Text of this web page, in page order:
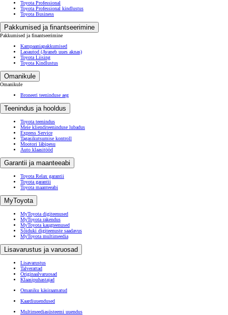
Toyota Professional
Toyota Professional kindlustus
Toyota Business
Pakkumised ja finantseerimine
Pakkumised ja finantseerimine
Kampaaniapakkumised
Laoautod (Avaneb uues aknas)
Toyota Liising
Toyota Kindlustus
Omanikule
Omanikule
Broneeri teeninduse aeg
Teenindus ja hooldus
Toyota teenindus
Meie klienditeeninduse lubadus
Express Service
Tagasikutsumise kontroll
Mootori läbipesu
Auto klaasitööd
Garantii ja maanteeabi
Toyota Relax garantii
Toyota garantii
Toyota maanteeabi
MyToyota
MyToyota digiteenused
MyToyota rakendus
MyToyota kaugteenused
Sõiduki digiteenuste saadavus
MyToyota multimeedia
Lisavarustus ja varuosad
Lisavarustus
Talverattad
Originaalvaruosad
Klaasipuhastajad
Omaniku käsiraamatud
Kaardiuuendused
Multimeediasüsteemi uuendus